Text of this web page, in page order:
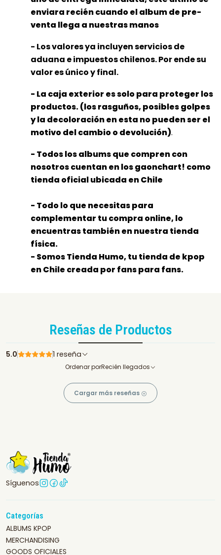
enviara recién cuando el album de pre-
venta llega a nuestras manos
- Los valores ya incluyen servicios de
aduana e impuestos chilenos. Por ende su
valor es único y final.
- La caja exterior es solo para proteger los
productos. (los rasguños, posibles golpes
y la decoloración en esta no pueden ser el
motivo del cambio o devolución).
- Todos los albums que compren con
nosotros cuentan en los gaonchart! como
tienda oficial ubicada en Chile
- Todo lo que necesitas para
complementar tu compra online, lo
encuentras también en nuestra tienda
física.
- Somos Tienda Humo, tu tienda de kpop
en Chile creada por fans para fans.
Reseñas de Productos
5.0 1 reseña
Ordenar porRecién llegados
Cargar más reseñas
Síguenos
Categorías
ALBUMS KPOP
MERCHANDISING
GOODS OFICIALES